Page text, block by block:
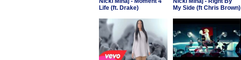
Life (ft. Drake)
My Side (ft Chris Brown)